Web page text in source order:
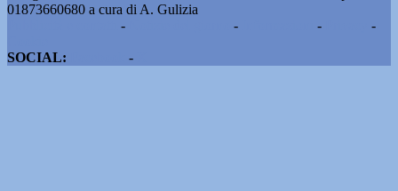
01873660680 a cura di A. Gulizia
- - -
-
SOCIAL:
-